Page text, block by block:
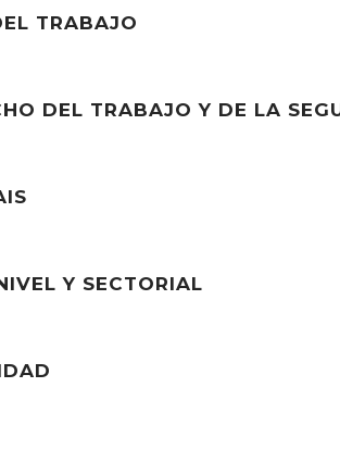
TRABAJO
DEL TRABAJO Y DE LA
Y SECTORIAL